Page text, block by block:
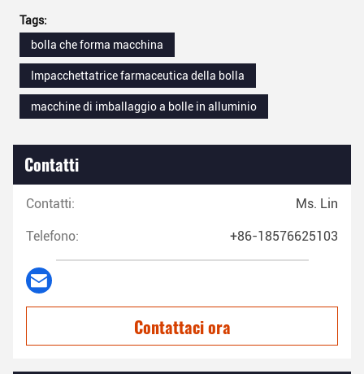
Tags:
bolla che forma macchina
Impacchettatrice farmaceutica della bolla
macchine di imballaggio a bolle in alluminio
Contatti
Contatti: Ms. Lin
Telefono: +86-18576625103
Contattaci ora